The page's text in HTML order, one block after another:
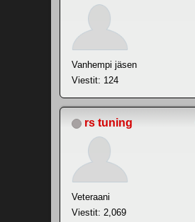
Vanhempi jäsen
Viestit: 124
rs tuning
Veteraani
Viestit: 2,069